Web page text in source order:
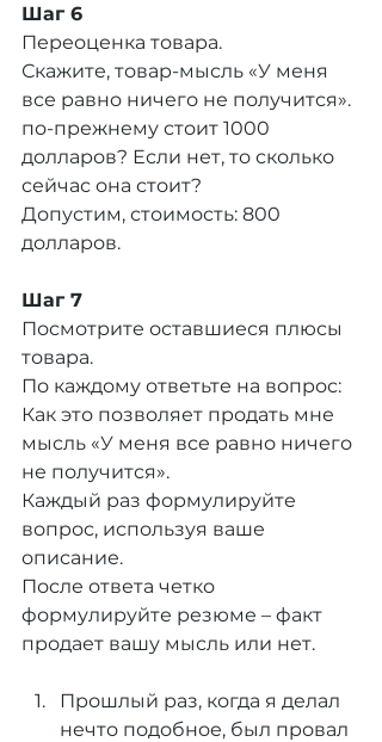
Шаг 6
Переоценка товара.
Скажите, товар-мысль «У меня
все равно ничего не получится».
по-прежнему стоит 1000
долларов? Если нет, то сколько
сейчас она стоит?
Допустим, стоимость: 800
долларов.
Шаг 7
Посмотрите оставшиеся плюсы
товара.
По каждому ответьте на вопрос:
Как это позволяет продать мне
мысль «У меня все равно ничего
не получится».
Каждый раз формулируйте
вопрос, используя ваше
описание.
После ответа четко
формулируйте резюме – факт
продает вашу мысль или нет.
Прошлый раз, когда я делал
нечто подобное, был провал